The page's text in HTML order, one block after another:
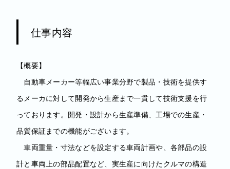
仕事内容
【概要】
自動車メーカー等幅広い事業分野で製品・技術を提供す
るメーカに対して開発から生産まで一貫して技術支援を行
っております。開発・設計から生産準備、工場での生産・
品質保証までの機能がございます。
車両重量・寸法などを設定する車両計画や、各部品の設
計と車両上の部品配置など、実生産に向けたクルマの構造